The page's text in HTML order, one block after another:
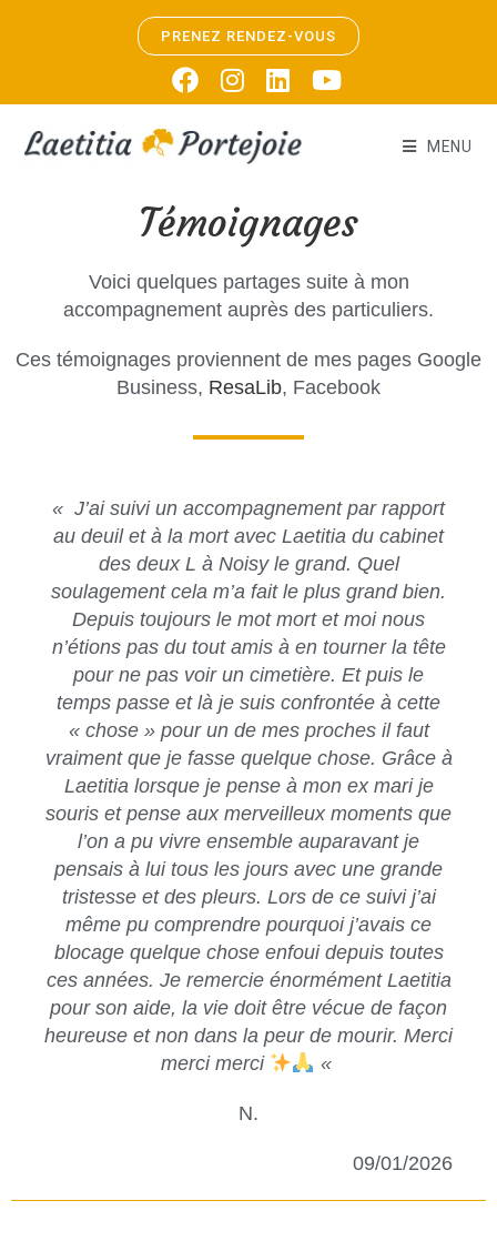
PRENEZ RENDEZ-VOUS
MENU
Témoignages
Voici quelques partages suite à mon
accompagnement auprès des particuliers.
Ces témoignages proviennent de mes pages Google
Business, ResaLib, Facebook
« J’ai suivi un accompagnement par rapport
au deuil et à la mort avec Laetitia du cabinet
des deux L à Noisy le grand. Quel
soulagement cela m’a fait le plus grand bien.
Depuis toujours le mot mort et moi nous
n’étions pas du tout amis à en tourner la tête
pour ne pas voir un cimetière. Et puis le
temps passe et là je suis confrontée à cette
« chose » pour un de mes proches il faut
vraiment que je fasse quelque chose. Grâce à
Laetitia lorsque je pense à mon ex mari je
souris et pense aux merveilleux moments que
l’on a pu vivre ensemble auparavant je
pensais à lui tous les jours avec une grande
tristesse et des pleurs. Lors de ce suivi j’ai
même pu comprendre pourquoi j’avais ce
blocage quelque chose enfoui depuis toutes
ces années. Je remercie énormément Laetitia
pour son aide, la vie doit être vécue de façon
heureuse et non dans la peur de mourir. Merci
merci merci
«
N.
09/01/2026